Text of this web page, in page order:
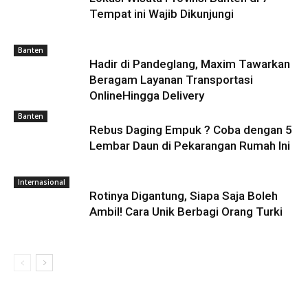
Tempat ini Wajib Dikunjungi
Banten
Hadir di Pandeglang, Maxim Tawarkan
Beragam Layanan Transportasi
OnlineHingga Delivery
Banten
Rebus Daging Empuk ? Coba dengan 5
Lembar Daun di Pekarangan Rumah Ini
Internasional
Rotinya Digantung, Siapa Saja Boleh
Ambil! Cara Unik Berbagi Orang Turki